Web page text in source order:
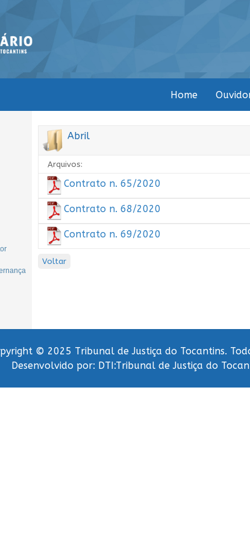
Home
Abril
Arquivos:
Contrato n. 65/2020
Contrato n. 68/2020
Contrato n. 69/2020
Voltar
© 2025 Tribunal de Justiça do Tocantins.
Desenvolvido por: DTI:Tribunal de Justiça do